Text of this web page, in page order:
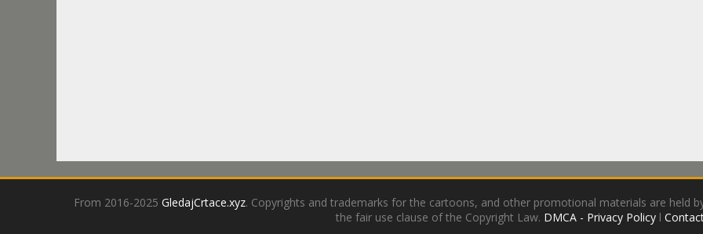
From 2016-2025 GledajCrtace.xyz. Copyrights and trademarks for the cartoons, and other promotional materials are held
the fair use clause of the Copyright Law. DMCA - Privacy Policy l